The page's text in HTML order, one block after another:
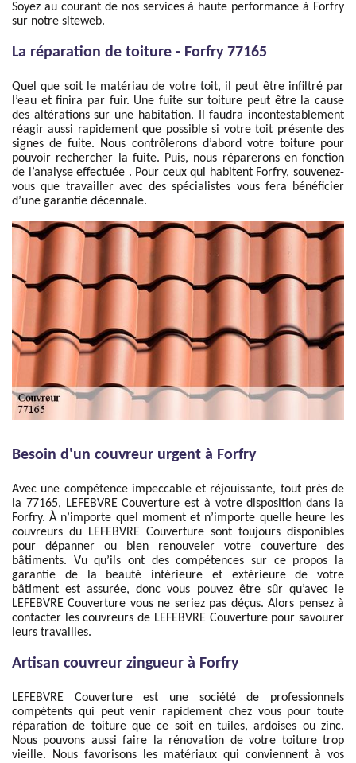
Soyez au courant de nos services à haute performance à Forfry
sur notre siteweb.
La réparation de toiture - Forfry 77165
Quel que soit le matériau de votre toit, il peut être infiltré par
l’eau et finira par fuir. Une fuite sur toiture peut être la cause
des altérations sur une habitation. Il faudra incontestablement
réagir aussi rapidement que possible si votre toit présente des
signes de fuite. Nous contrôlerons d’abord votre toiture pour
pouvoir rechercher la fuite. Puis, nous réparerons en fonction
de l’analyse effectuée . Pour ceux qui habitent Forfry, souvenez-
vous que travailler avec des spécialistes vous fera bénéficier
d’une garantie décennale.
Besoin d'un couvreur urgent à Forfry
Avec une compétence impeccable et réjouissante, tout près de
la 77165, LEFEBVRE Couverture est à votre disposition dans la
Forfry. À n’importe quel moment et n’importe quelle heure les
couvreurs du LEFEBVRE Couverture sont toujours disponibles
pour dépanner ou bien renouveler votre couverture des
bâtiments. Vu qu’ils ont des compétences sur ce propos la
garantie de la beauté intérieure et extérieure de votre
bâtiment est assurée, donc vous pouvez être sûr qu’avec le
LEFEBVRE Couverture vous ne seriez pas déçus. Alors pensez à
contacter les couvreurs de LEFEBVRE Couverture pour savourer
leurs travailles.
Artisan couvreur zingueur à Forfry
LEFEBVRE Couverture est une société de professionnels
compétents qui peut venir rapidement chez vous pour toute
réparation de toiture que ce soit en tuiles, ardoises ou zinc.
Nous pouvons aussi faire la rénovation de votre toiture trop
vieille. Nous favorisons les matériaux qui conviennent à vos